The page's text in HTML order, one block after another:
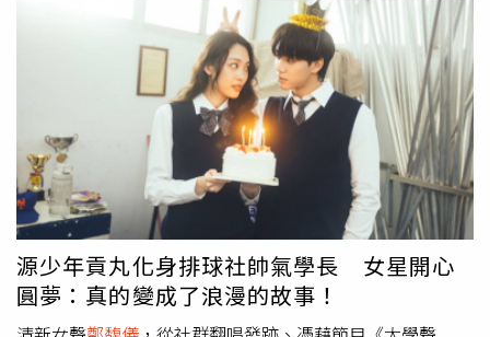
源少年貢丸化身排球社帥氣學長 女星開心
圓夢：真的變成了浪漫的故事！